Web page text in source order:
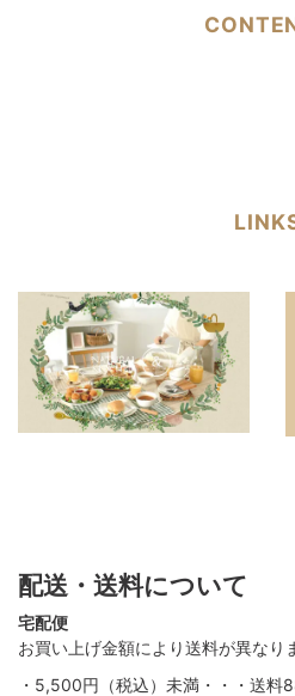
配送・送料について
宅配便
お買い上げ金額により送料が異なり
・5,500円（税込）未満・・・送料